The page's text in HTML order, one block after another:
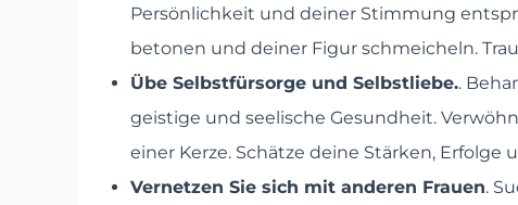
Persönlichkeit und deiner Stimmung
betonen und deiner Figur schmeicheln.
Übe Selbstfürsorge und Selbstliebe..
geistige und seelische Gesundheit.
einer Kerze. Schätze deine Stärken,
Vernetzen Sie sich mit anderen Frauen.